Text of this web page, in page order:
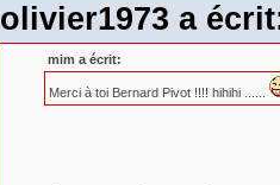
olivier1973 a
mim a écrit:
Merci à toi Bernard Pivot !!!! hihihi ......